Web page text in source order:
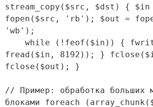
stream_copy($src, $dst) { $in
fopen($src, 'rb'); $out =
'wb');
fread($in, 8192)); }
fclose($out); }
// Пример: обработка больших
блоками foreach